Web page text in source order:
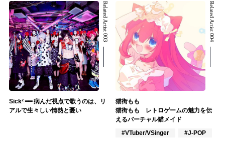
Related Artist 003
Sick² ━━ 病んだ視点で歌うのは、リ
アルで生々しい情熱と憂い
Related Artist 004
猫街もも
猫街もも レトロゲームの魅力を伝
えるバーチャル猫メイド
#VTuber/VSinger
#J-POP